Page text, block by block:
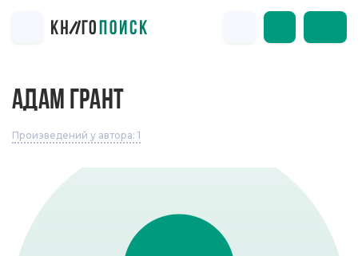
АДАМ ГРАНТ
Произведений у автора: 1